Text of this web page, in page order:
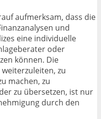
aufmerksam, dass die
und
eine individuelle
oder
können. Die
zu
machen, zu
zu übersetzen, ist nur
durch den